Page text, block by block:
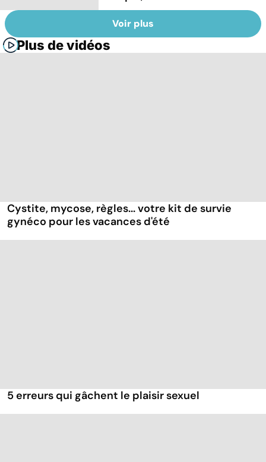
Voir plus
Plus de vidéos
Cystite, mycose, règles... votre kit de survie
gynéco pour les vacances d'été
5 erreurs qui gâchent le plaisir sexuel